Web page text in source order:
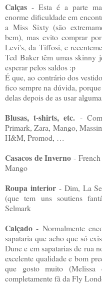
Calças - Esta é a parte
enorme dificuldade em
a Miss Sixty (são
bem), mas evito comprar
Levi's, da Tiffosi, e
Ted Baker têm umas skinny
esperar pelos saldos :p
É que, ao contrário dos
fico sempre na dúvida,
delas depois de as usar
Blusas, t-shirts, etc. -
Primark, Zara, Mango,
H&M, Promod, …
Casacos de Inverno -
Mango
Roupa interior- Dim, La
(que tem uns soutiens
Selmark
Calçado - Normalmente
sapataria que acho que só
Dune e em sapatarias de rua
excelente qualidade e bom
que gosto muito
completamente fã da Fly